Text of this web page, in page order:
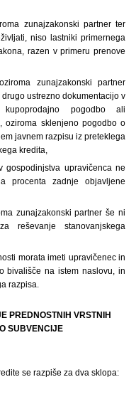
zunajzakonski partner ter
niso lastniki primernega
razen v primeru prenove
zunajzakonski partner
ustrezno dokumentacijo v
pogodbo ali
oziroma sklenjeno pogodbo o
javnem razpisu iz preteklega
kredita,
upravičenca ne
procenta zadnje objavljene
zunajzakonski partner še ni
reševanje stanovanjskega
morata imeti upravičenec in
bivališče na istem naslovu, in
razpisa.
PREDNOSTNIH VRSTNIH
SUBVENCIJE
se razpiše za dva sklopa: